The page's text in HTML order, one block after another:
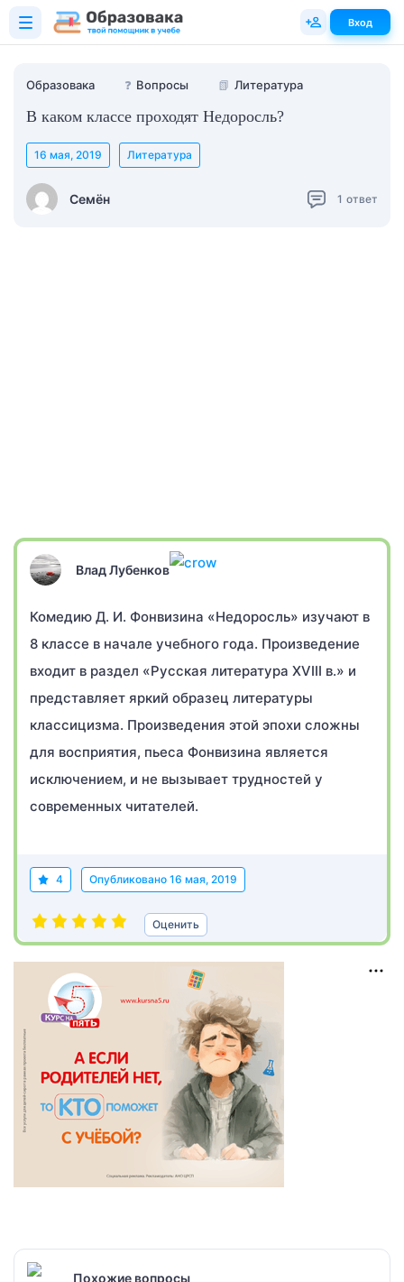
Образовака ❓ Вопросы 📗 Литература
В каком классе проходят Недоросль?
Семён
16 мая, 2019 Литература
1 ответ
Влад Лубенков
Комедию Д. И. Фонвизина «Недоросль» изучают в
8 классе в начале учебного года. Произведение
входит в раздел «Русская литература XVIII в.» и
представляет яркий образец литературы
классицизма. Произведения этой эпохи сложны
для восприятия, пьеса Фонвизина является
исключением, и не вызывает трудностей у
современных читателей.
4 Опубликовано 16 мая, 2019
Оценить
Похожие вопросы
Вход